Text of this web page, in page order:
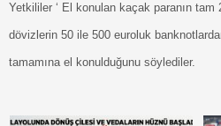
Yetkililer ‘ El konulan kaçak paranın
dövizlerin 50 ile 500 euroluk
tamamına el konulduğunu söylediler.